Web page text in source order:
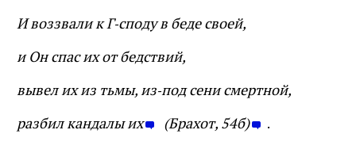
И воззвали к Г‑споду в беде своей,
и Он спас их от бедствий,
вывел их из тьмы, из‑под сени смертной,
разбил кандалы их
(Брахот, 54б) .